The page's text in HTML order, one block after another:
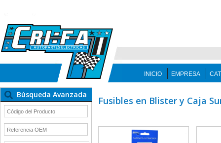
INICIO EMPRESA
Búsqueda Avanzada
Fusibles en Blister y Caja